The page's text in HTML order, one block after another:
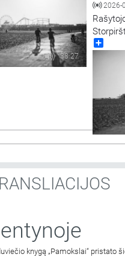
38:27
2026-
dainų
knygą „Pamokslai“ pristato